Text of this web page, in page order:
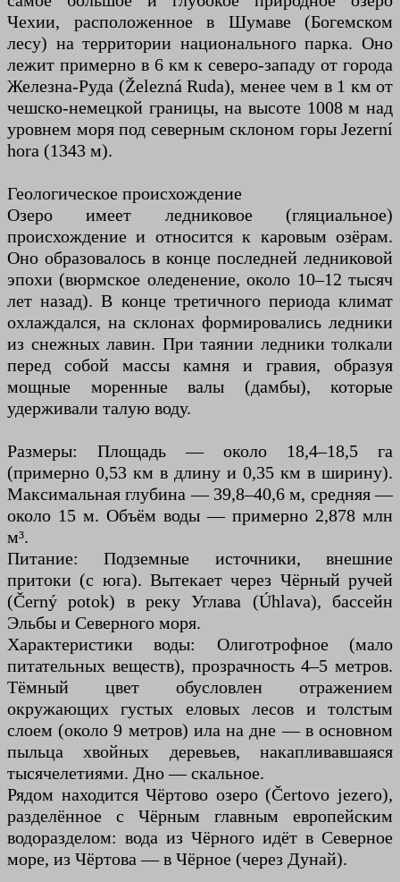
Чехии, расположенное в Шумаве (Богемском
лесу) на территории национального парка. Оно
лежит примерно в 6 км к северо-западу от города
Железна-Руда (Železná Ruda), менее чем в 1 км от
чешско-немецкой границы, на высоте 1008 м над
уровнем моря под северным склоном горы Jezerní
hora (1343 м).
Геологическое происхождение
Озеро имеет ледниковое (гляциальное)
происхождение и относится к каровым озёрам.
Оно образовалось в конце последней ледниковой
эпохи (вюрмское оледенение, около 10–12 тысяч
лет назад). В конце третичного периода климат
охлаждался, на склонах формировались ледники
из снежных лавин. При таянии ледники толкали
перед собой массы камня и гравия, образуя
мощные моренные валы (дамбы), которые
удерживали талую воду.
Размеры: Площадь — около 18,4–18,5 га
(примерно 0,53 км в длину и 0,35 км в ширину).
Максимальная глубина — 39,8–40,6 м, средняя —
около 15 м. Объём воды — примерно 2,878 млн
м³.
Питание: Подземные источники, внешние
притоки (с юга). Вытекает через Чёрный ручей
(Černý potok) в реку Углава (Úhlava), бассейн
Эльбы и Северного моря.
Характеристики воды: Олиготрофное (мало
питательных веществ), прозрачность 4–5 метров.
Тёмный цвет обусловлен отражением
окружающих густых еловых лесов и толстым
слоем (около 9 метров) ила на дне — в основном
пыльца хвойных деревьев, накапливавшаяся
тысячелетиями. Дно — скальное.
Рядом находится Чёртово озеро (Čertovo jezero),
разделённое с Чёрным главным европейским
водоразделом: вода из Чёрного идёт в Северное
море, из Чёртова — в Чёрное (через Дунай).